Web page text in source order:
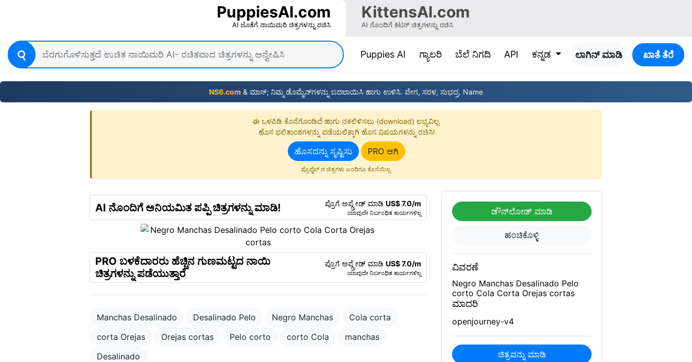
PuppiesAI.com
AI ಜೊತೆಗೆ ನಾಯಿಮರಿ ಚಿತ್ರಗಳನ್ನು ರಚಿಸಿ
KittensAI.com
AI ನೊಂದಿಗೆ ಕಿಟನ್ ಚಿತ್ರಗಳನ್ನು ರಚಿಸಿ
Puppies AI(current)
ಗ್ಯಾಲರಿ ಬೆಲೆ ನಿಗದಿ API ಕನ್ನಡ ಲಾಗಿನ್ ಮಾಡಿ ಖಾತೆ ತೆರೆ
NS6.com & ಮಾಸ್‌; ನಿಮ್ಮ ಡೊಮೈನ್‌ಗಳನ್ನು ಬದಲಾಯಿಸಿ ಹಾಗು ಉಳಿಸಿ. ವೇಗ, ಸರಳ, ಸುಭದ್ರ. Name
ಈ ಒಳಪಿಡಿ ಕೊನೆಗೊಂಡಿದೆ ಹಾಗು ನಕಲಿಳಿಸಲು (download) ಲಭ್ಯವಿಲ್ಲ.
ಹೊಸ ಫಲಿತಾಂಶಗಳನ್ನು ಪಡೆಯಲಿಕ್ಕಾಗಿ ಹೊಸ ವಿಷಯಗಳನ್ನು ರಚಿಸಿ!
ಹೊಸದನ್ನು ಸೃಷ್ಟಿಸು PRO ಆಗಿ
ಪ್ರೊಫೈಲ್ ನ ಚಿತ್ರಗಳು ಎಂದಿಗೂ ಕೊನೆಯಿಲ್ಲ.
AI ನೊಂದಿಗೆ ಅನಿಯಮಿತ ಪಪ್ಪಿ ಚಿತ್ರಗಳನ್ನು ಮಾಡಿ! ಪ್ರೊಗೆ ಅಪ್ಗ್ರೇಡ್ ಮಾಡಿ US$ 7.0/m
ಯಾವುದೇ ನಿರ್ಬಂಧಿತ ಕಾರ್ಯಗಳಿಲ್ಲ
PRO ಬಳಕೆದಾರರು ಹೆಚ್ಚಿನ ಗುಣಮಟ್ಟದ ನಾಯಿ
ಚಿತ್ರಗಳನ್ನು ಪಡೆಯುತ್ತಾರೆ
ಪ್ರೊಗೆ ಅಪ್ಗ್ರೇಡ್ ಮಾಡಿ US$ 7.0/m
ಯಾವುದೇ ನಿರ್ಬಂಧಿತ ಕಾರ್ಯಗಳಿಲ್ಲ
Manchas Desalinado Desalinado Pelo Negro Manchas
Cola corta
corta Orejas
Orejas cortas Pelo corto corto Cola
manchas
Desalinado
ಡೌನ್‌ಲೋಡ್ ಮಾಡಿ
ಹಂಚಿಕೊಳ್ಳಿ
ವಿವರಣೆ
Negro Manchas Desalinado Pelo
corto Cola Corta Orejas cortas
ಮಾದರಿ
openjourney-v4
ಚಿತ್ರವನ್ನು ಮಾಡಿ